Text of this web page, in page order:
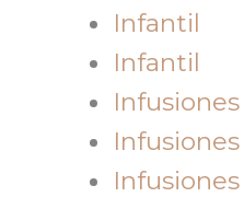
Infantil
Infantil
Infusiones
Infusiones